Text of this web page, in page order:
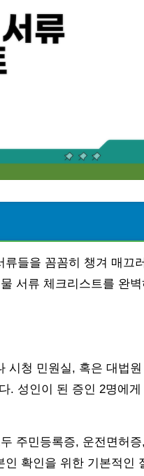
들을 꼼꼼히 챙겨 매끄
서류 체크리스트를 완
시청 민원실, 혹은 대법
. 성인이 된 증인 2명에게
주민등록증, 운전면허증
확인을 위한 기본적인